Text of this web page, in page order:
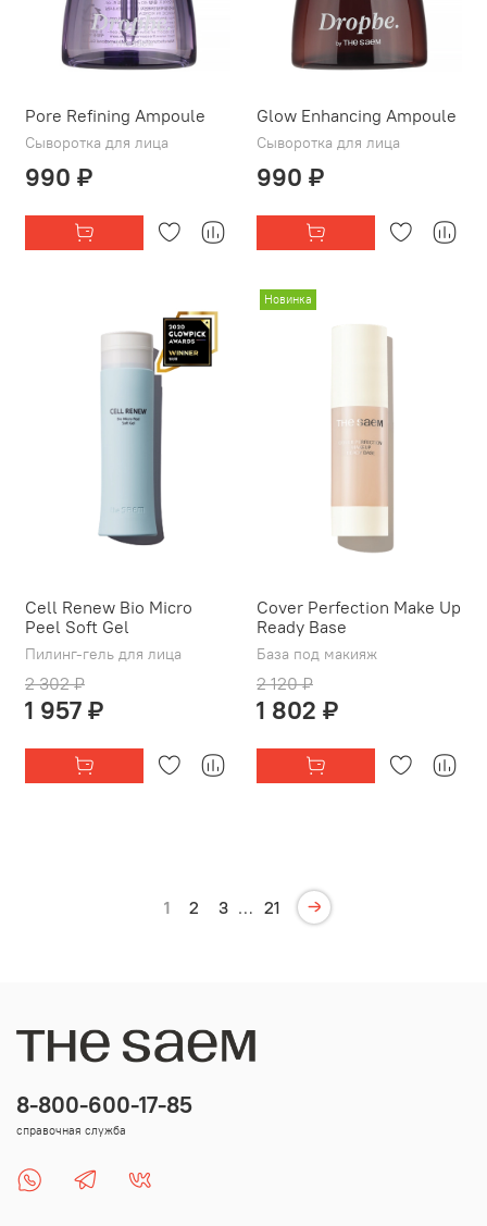
Pore Refining Ampoule
Сыворотка для лица
990 ₽
Glow Enhancing Ampoule
Сыворотка для лица
990 ₽
Cell Renew Bio Micro
Peel Soft Gel
Пилинг-гель для лица
2 302 ₽
1 957 ₽
Новинка
Cover Perfection Make Up
Ready Base
База под макияж
2 120 ₽
1 802 ₽
1 2 3 … 21
8-800-600-17-85
справочная служба